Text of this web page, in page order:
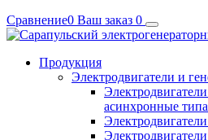
Сравнение0 Ваш заказ 0
Продукция
Электродвигатели и
асинхронные